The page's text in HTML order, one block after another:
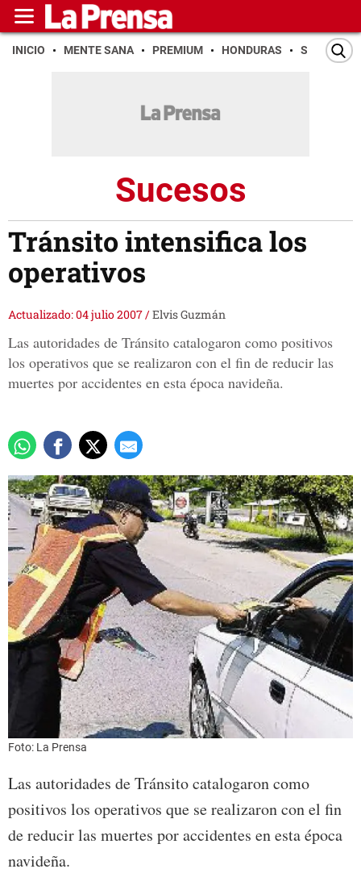
INICIO MENTE SANA PREMIUM HONDURAS SAN PEDRO
Sucesos
Tránsito intensifica los
operativos
Actualizado: 04 julio 2007/Elvis Guzmán
Las autoridades de Tránsito catalogaron como positivos
los operativos que se realizaron con el fin de reducir las
muertes por accidentes en esta época navideña.
Foto: La Prensa
Las autoridades de Tránsito catalogaron como
positivos los operativos que se realizaron con el fin
de reducir las muertes por accidentes en esta época
navideña.